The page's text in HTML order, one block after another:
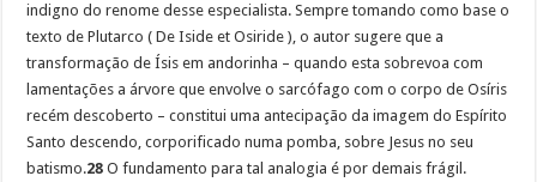
indigno do renome desse especialista. Sempre tomando como base o
texto de Plutarco ( De Iside et Osiride ), o autor sugere que a
transformação de Ísis em andorinha – quando esta sobrevoa com
lamentações a árvore que envolve o sarcófago com o corpo de Osíris
recém descoberto – constitui uma antecipação da imagem do Espírito
Santo descendo, corporificado numa pomba, sobre Jesus no seu
batismo.28 O fundamento para tal analogia é por demais frágil.